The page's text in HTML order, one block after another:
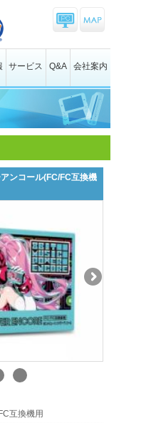
サービス Q&A 会社案内
ンコール(FC/FC互換機
互換機用